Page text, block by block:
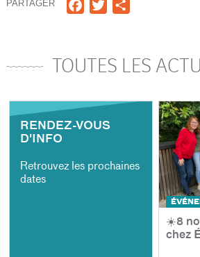
PARTAGER
TOUTES LES
RENDEZ-VOUS
D'INFO
Retrouvez les prochaines
dates
☀️8
chez